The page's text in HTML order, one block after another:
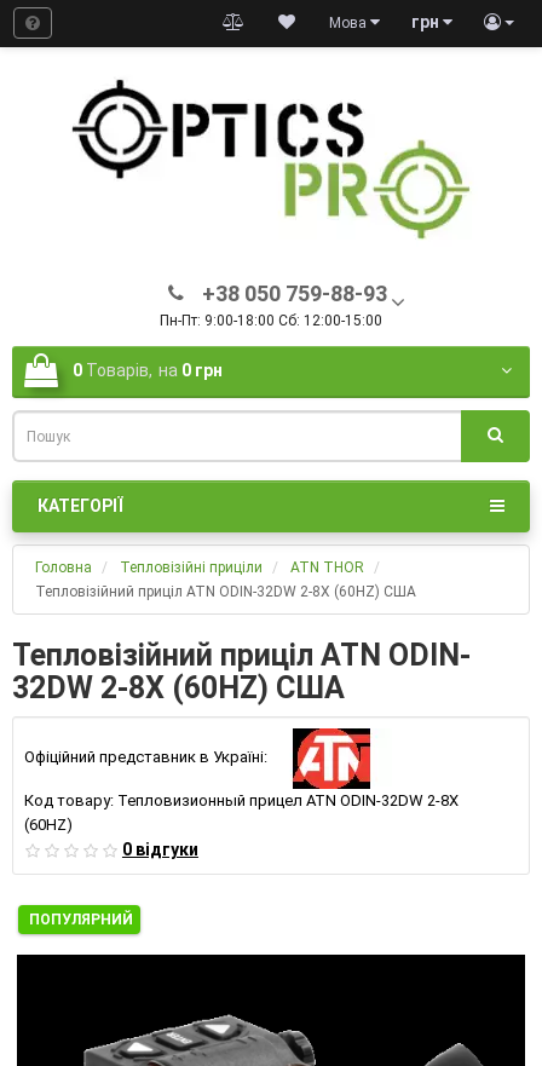
грн
Мова
+38 050 759-88-93
Пн-Пт: 9:00-18:00 Сб: 12:00-15:00
0 Товарів, на 0 грн
КАТЕГОРІЇ
Головна Тепловізійні приціли
ATN THOR
Тепловізійний приціл ATN ODIN-32DW 2-8Х (60HZ) США
Тепловізійний приціл ATN ODIN-
32DW 2-8Х (60HZ) США
Офіційний представник в Україні:
Код товару: Тепловизионный прицел ATN ODIN-32DW 2-8Х
(60HZ)
0 відгуки
ПОПУЛЯРНИЙ